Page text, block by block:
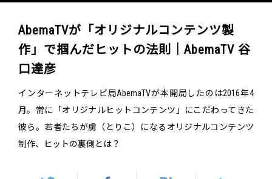
AbemaTVが「オリジナルコンテンツ製
作」で掴んだヒットの法則｜AbemaTV 谷
口達彦
インターネットテレビ局AbemaTVが本開局したのは2016年4
月。常に「オリジナルヒットコンテンツ」にこだわってきた
彼ら。若者たちが虜（とりこ）になるオリジナルコンテンツ
制作、ヒットの裏側とは？